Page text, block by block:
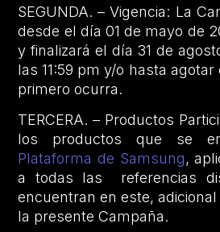
SEGUNDA. – Vigencia: La
desde el día 01 de mayo de
y finalizará el día 31 de
las 11:59 pm y/o hasta
primero ocurra.
TERCERA. – Productos
los productos que se
Plataforma de Samsung,
a todas las referencias
encuentran en este,
la presente Campaña.